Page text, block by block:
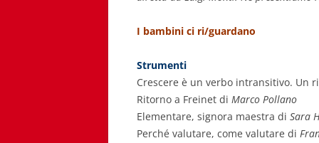
I bambini ci ri/guardano
Strumenti
Crescere è un verbo intransitivo. Un
Ritorno a Freinet di Marco Pollano
Elementare, signora maestra di Sara
Perché valutare, come valutare di